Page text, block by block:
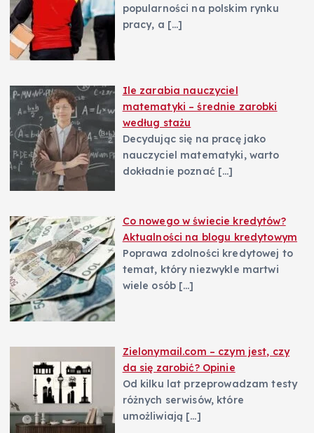
popularności na polskim rynku
pracy, a […]
Ile zarabia nauczyciel
matematyki – średnie zarobki
według stażu
Decydując się na pracę jako
nauczyciel matematyki, warto
dokładnie poznać […]
Co nowego w świecie kredytów?
Aktualności na blogu kredytowym
Poprawa zdolności kredytowej to
temat, który niezwykle martwi
wiele osób […]
Zielonymail.com – czym jest, czy
da się zarobić? Opinie
Od kilku lat przeprowadzam testy
różnych serwisów, które
umożliwiają […]